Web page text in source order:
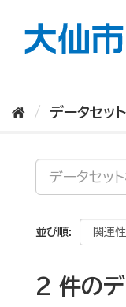
データセット
並び順
2 件のデ